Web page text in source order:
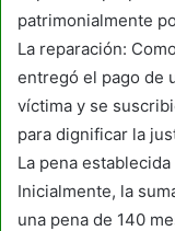
patrimonialmente
La reparación:
entregó el pago de
víctima y se
para dignificar la
La pena establecida
Inicialmente, la
una pena de 140